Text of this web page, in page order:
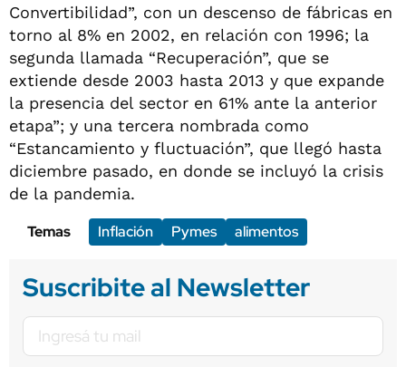
Convertibilidad”, con un descenso de fábricas en
torno al 8% en 2002, en relación con 1996; la
segunda llamada “Recuperación”, que se
extiende desde 2003 hasta 2013 y que expande
la presencia del sector en 61% ante la anterior
etapa”; y una tercera nombrada como
“Estancamiento y fluctuación”, que llegó hasta
diciembre pasado, en donde se incluyó la crisis
de la pandemia.
Temas
Inflación Pymes alimentos
Suscribite al Newsletter